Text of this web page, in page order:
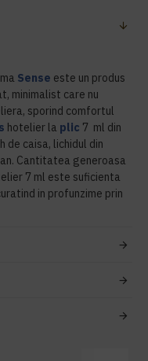
Sense este un produs
minimalist care nu
sporind comfortul
hotelier la plic 7 ml din
de caisa, lichidul din
Cantitatea generoasa
7 ml este suficienta
in profunzime prin